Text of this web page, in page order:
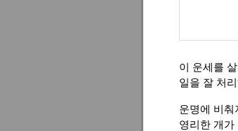
이 운세를
일을 잘 처
운명에 비춰
영리한 개가